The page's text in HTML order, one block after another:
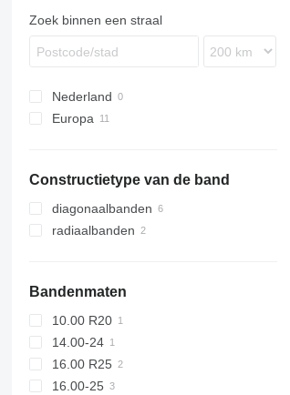
Zoek binnen een straal
Nederland
Europa
Roemenië
Constructietype van de band
diagonaalbanden
radiaalbanden
Bandenmaten
10.00 R20
14.00-24
16.00 R25
16.00-25